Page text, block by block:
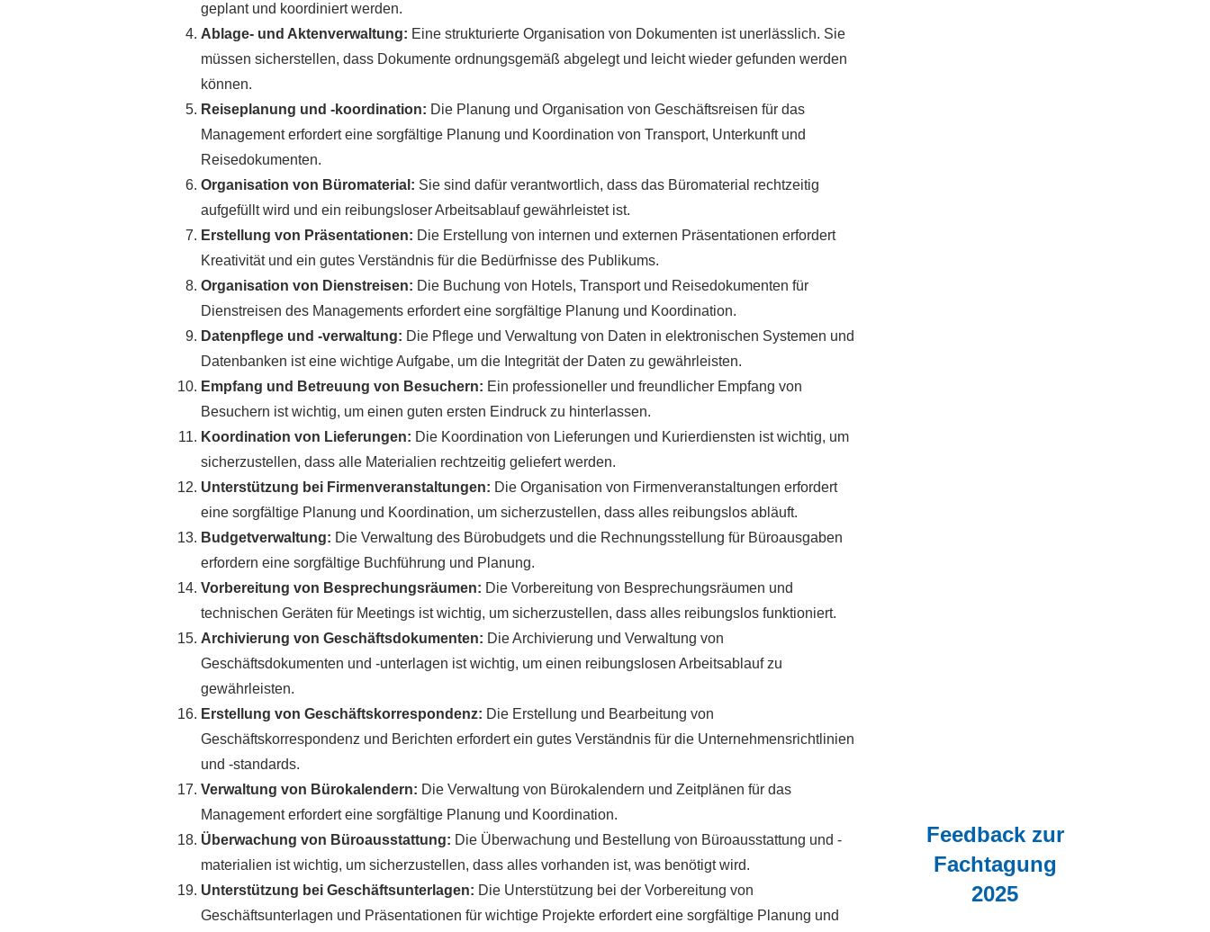
geplant und koordiniert werden.
Ablage- und Aktenverwaltung: Eine strukturierte Organisation von Dokumenten ist unerlässlich. Sie
müssen sicherstellen, dass Dokumente ordnungsgemäß abgelegt und leicht wieder gefunden werden
können.
Reiseplanung und -koordination: Die Planung und Organisation von Geschäftsreisen für das
Management erfordert eine sorgfältige Planung und Koordination von Transport, Unterkunft und
Reisedokumenten.
Organisation von Büromaterial: Sie sind dafür verantwortlich, dass das Büromaterial rechtzeitig
aufgefüllt wird und ein reibungsloser Arbeitsablauf gewährleistet ist.
Erstellung von Präsentationen: Die Erstellung von internen und externen Präsentationen erfordert
Kreativität und ein gutes Verständnis für die Bedürfnisse des Publikums.
Organisation von Dienstreisen: Die Buchung von Hotels, Transport und Reisedokumenten für
Dienstreisen des Managements erfordert eine sorgfältige Planung und Koordination.
Datenpflege und -verwaltung: Die Pflege und Verwaltung von Daten in elektronischen Systemen und
Datenbanken ist eine wichtige Aufgabe, um die Integrität der Daten zu gewährleisten.
Empfang und Betreuung von Besuchern: Ein professioneller und freundlicher Empfang von
Besuchern ist wichtig, um einen guten ersten Eindruck zu hinterlassen.
Koordination von Lieferungen: Die Koordination von Lieferungen und Kurierdiensten ist wichtig, um
sicherzustellen, dass alle Materialien rechtzeitig geliefert werden.
Unterstützung bei Firmenveranstaltungen: Die Organisation von Firmenveranstaltungen erfordert
eine sorgfältige Planung und Koordination, um sicherzustellen, dass alles reibungslos abläuft.
Budgetverwaltung: Die Verwaltung des Bürobudgets und die Rechnungsstellung für Büroausgaben
erfordern eine sorgfältige Buchführung und Planung.
Vorbereitung von Besprechungsräumen: Die Vorbereitung von Besprechungsräumen und
technischen Geräten für Meetings ist wichtig, um sicherzustellen, dass alles reibungslos funktioniert.
Archivierung von Geschäftsdokumenten: Die Archivierung und Verwaltung von
Geschäftsdokumenten und -unterlagen ist wichtig, um einen reibungslosen Arbeitsablauf zu
gewährleisten.
Erstellung von Geschäftskorrespondenz: Die Erstellung und Bearbeitung von
Geschäftskorrespondenz und Berichten erfordert ein gutes Verständnis für die Unternehmensrichtlinien
und -standards.
Verwaltung von Bürokalendern: Die Verwaltung von Bürokalendern und Zeitplänen für das
Management erfordert eine sorgfältige Planung und Koordination.
Überwachung von Büroausstattung: Die Überwachung und Bestellung von Büroausstattung und -
materialien ist wichtig, um sicherzustellen, dass alles vorhanden ist, was benötigt wird.
Unterstützung bei Geschäftsunterlagen: Die Unterstützung bei der Vorbereitung von
Geschäftsunterlagen und Präsentationen für wichtige Projekte erfordert eine sorgfältige Planung und
Feedback zur
Fachtagung
2025